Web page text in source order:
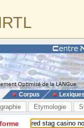
Corpus
Etymologie